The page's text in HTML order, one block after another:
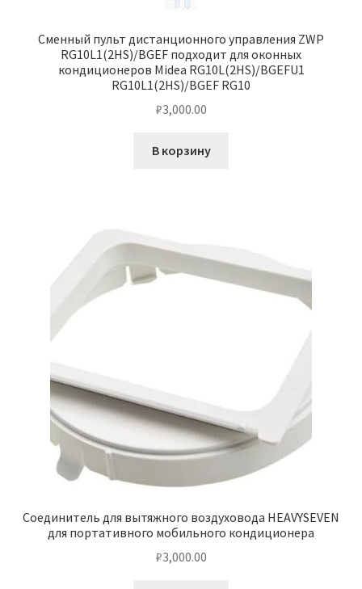
Сменный пульт дистанционного управления ZWP
RG10L1(2HS)/BGEF подходит для оконных
кондиционеров Midea RG10L(2HS)/BGEFU1
RG10L1(2HS)/BGEF RG10
₽3,000.00
В корзину
Соединитель для вытяжного воздуховода HEAVYSEVEN
для портативного мобильного кондиционера
₽3,000.00